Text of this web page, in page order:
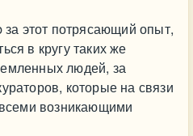
этот потрясающий опыт,
в кругу таких же
людей, за
которые на связи
возникающими